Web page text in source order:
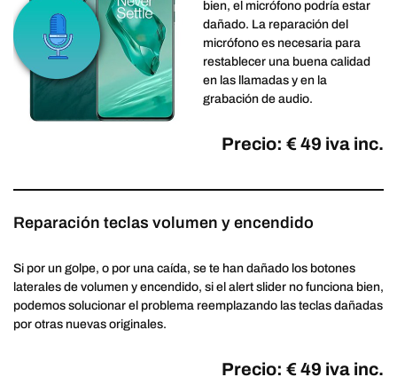
bien, el micrófono podría estar
dañado. La reparación del
micrófono es necesaria para
restablecer una buena calidad
en las llamadas y en la
grabación de audio.
Precio: € 49 iva inc.
Reparación teclas volumen y encendido
Si por un golpe, o por una caída, se te han dañado los botones
laterales de volumen y encendido, si el alert slider no funciona bien,
podemos solucionar el problema reemplazando las teclas dañadas
por otras nuevas originales.
Precio: € 49 iva inc.